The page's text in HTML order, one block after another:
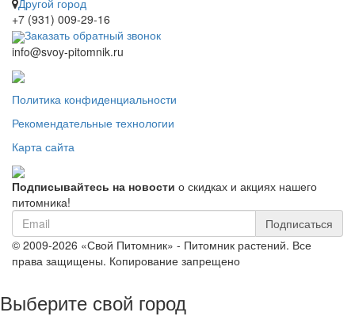
Другой город
+7 (931) 009-29-16
Заказать обратный звонок
info@svoy-pitomnik.ru
Политика конфиденциальности
Рекомендательные технологии
Карта сайта
Подписывайтесь на новости о скидках и акциях нашего
питомника!
Подписаться
© 2009-2026 «Свой Питомник» - Питомник растений. Все
права защищены. Копирование запрещено
Выберите свой город